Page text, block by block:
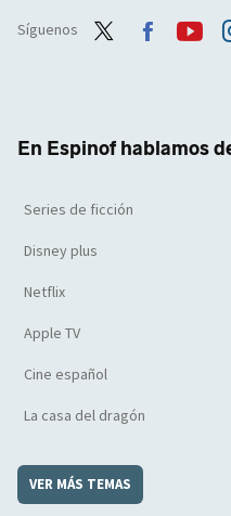
Síguenos
En Espinof hablamos
Series de ficción
Disney plus
Netflix
Apple TV
Cine español
La casa del dragón
VER MÁS TEMAS